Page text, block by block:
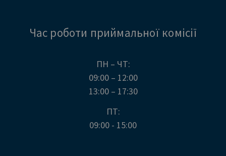
Час роботи приймальної комісії
ПН – ЧТ:
09:00 – 12:00
13:00 – 17:30
ПТ:
09:00 - 15:00